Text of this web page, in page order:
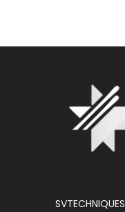
SVTECHNIQUES